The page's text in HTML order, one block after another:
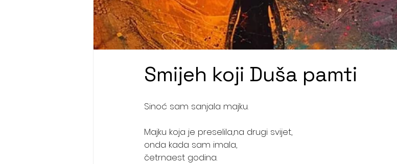
Smijeh koji Duša pamti
Sinoć sam sanjala majku.
Majku koja je preselila,na drugi svijet,
onda kada sam imala,
četrnaest godina.